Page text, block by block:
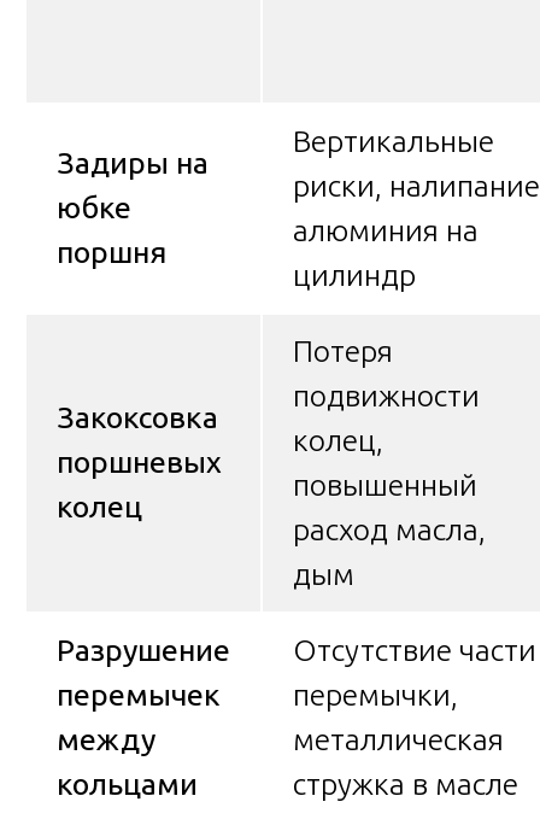
Задиры на
юбке
поршня
Вертикальные
риски, налипание
алюминия на
цилиндр
Закоксовка
поршневых
колец
Потеря
подвижности
колец,
повышенный
расход масла,
дым
Разрушение
перемычек
между
кольцами
Отсутствие части
перемычки,
металлическая
стружка в масле